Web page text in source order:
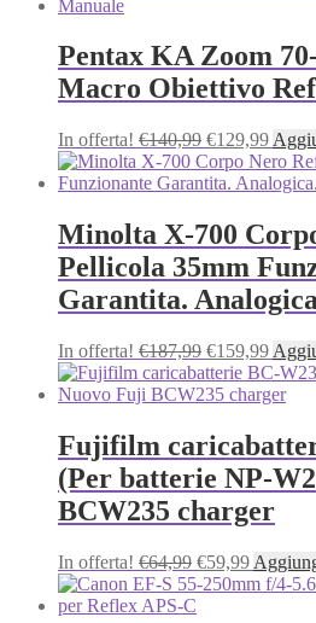
€93,99.€79,99.
Pentax KA Zoom
Macro Obiettivo
In offerta! €140,99 Il
prezzo
originale
€140,99.
€129,99Il
attuale
Minolta X-700
Pellicola 35mm
Garantita.
In offerta! €187,99 Il
prezzo
originale
€187,99.
€159,99Il
prezzo
attuale
Fujifilm
(Per batterie NP-
BCW235 charger
In offerta! €64,99 Il
prezzo
€59,99Il
prezzo